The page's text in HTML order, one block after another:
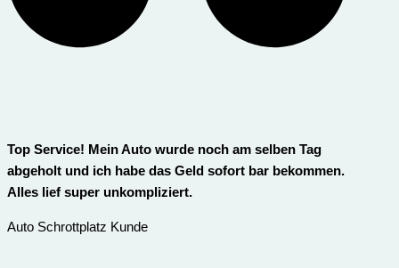
Top Service! Mein Auto wurde noch am selben Tag
abgeholt und ich habe das Geld sofort bar bekommen.
Alles lief super unkompliziert.
Auto Schrottplatz Kunde